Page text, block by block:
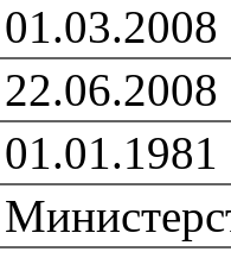
01.03.2008
22.06.2008
01.01.1981